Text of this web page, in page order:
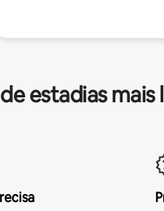
estadias mais